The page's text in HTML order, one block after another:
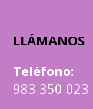
LLÁMANOS
Teléfono:
983 350 023